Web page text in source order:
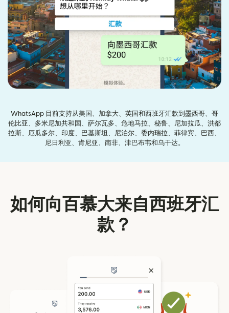
WhatsApp 目前支持从美国、加拿大、英国和西班牙汇款到墨西哥、哥
伦比亚、多米尼加共和国、萨尔瓦多、危地马拉、秘鲁、尼加拉瓜、洪都
拉斯、厄瓜多尔、印度、巴基斯坦、尼泊尔、委内瑞拉、菲律宾、巴西、
尼日利亚、肯尼亚、南非、津巴布韦和乌干达。
如何向百慕大来自西班牙汇
款？